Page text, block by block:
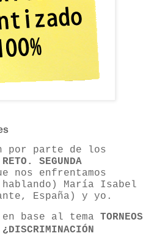
por parte de los
RETO. SEGUNDA
nos enfrentamos
María Isabel
España) y yo.
base al tema TORNEOS
¿DISCRIMINACIÓN